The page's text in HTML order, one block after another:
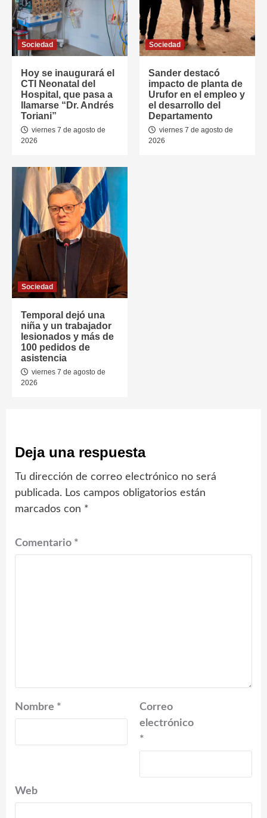
Sociedad
Hoy se inaugurará el
CTI Neonatal del
Hospital, que pasa a
llamarse “Dr. Andrés
Toriani”
viernes 7 de agosto de
2026
Sociedad
Sander destacó
impacto de planta de
Urufor en el empleo y
el desarrollo del
Departamento
viernes 7 de agosto de
2026
Sociedad
Temporal dejó una
niña y un trabajador
lesionados y más de
100 pedidos de
asistencia
viernes 7 de agosto de
2026
Deja una respuesta
Tu dirección de correo electrónico no será
publicada. Los campos obligatorios están
marcados con *
Comentario *
Nombre *
Correo
electrónico
*
Web